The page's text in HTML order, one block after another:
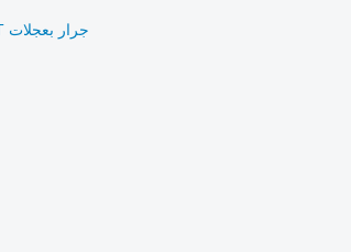
جرار بعجلات Massey Ferguson 7499 Dyna-VT